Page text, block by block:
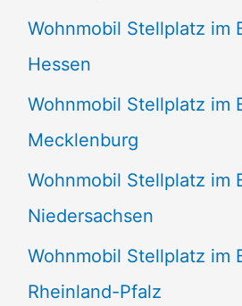
Wohnmobil Stellplatz im
Hessen
Wohnmobil Stellplatz im
Mecklenburg
Wohnmobil Stellplatz im
Niedersachsen
Wohnmobil Stellplatz im
Rheinland-Pfalz